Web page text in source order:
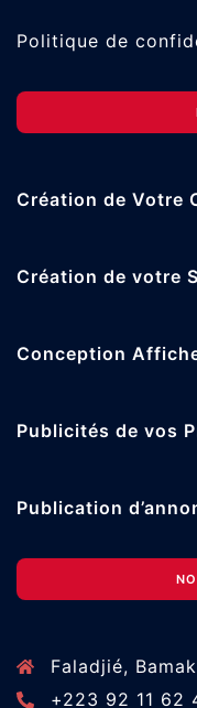
Politique de
Création de Votre
Création de votre
Conception
Publicités de vos
Publication
Faladjié,
+223 92 11 62